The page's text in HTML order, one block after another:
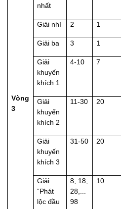
Vòng
3
nhất
Giải nhì 2 1
Giải ba 3 1
Giải
khuyến
khích 1
4-10 7
Giải
khuyến
khích 2
11-30 20
Giải
khuyến
khích 3
31-50 20
Giải
“Phát
lộc đầu
8, 18,
28,...
98
10